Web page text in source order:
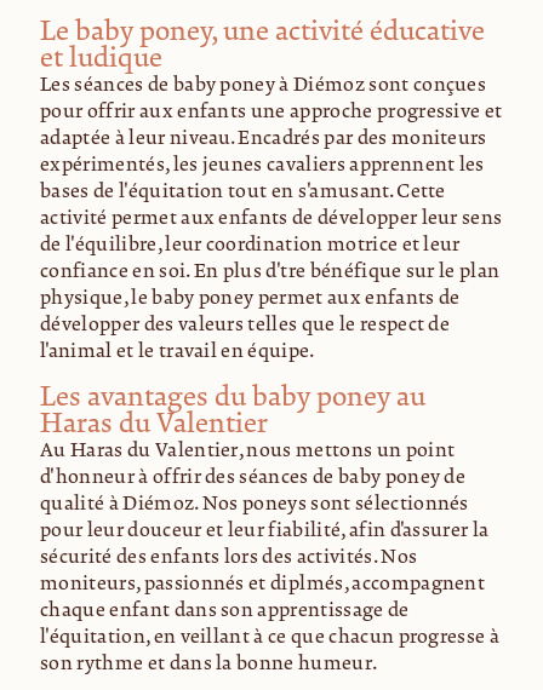
Le baby poney, une activité éducative
et ludique
Les séances de baby poney à Diémoz sont conçues
pour offrir aux enfants une approche progressive et
adaptée à leur niveau. Encadrés par des moniteurs
expérimentés, les jeunes cavaliers apprennent les
bases de l'équitation tout en s'amusant. Cette
activité permet aux enfants de développer leur sens
de l'équilibre, leur coordination motrice et leur
confiance en soi. En plus d'être bénéfique sur le plan
physique, le baby poney permet aux enfants de
développer des valeurs telles que le respect de
l'animal et le travail en équipe.
Les avantages du baby poney au
Haras du Valentier
Au Haras du Valentier, nous mettons un point
d'honneur à offrir des séances de baby poney de
qualité à Diémoz. Nos poneys sont sélectionnés
pour leur douceur et leur fiabilité, afin d'assurer la
sécurité des enfants lors des activités. Nos
moniteurs, passionnés et diplômés, accompagnent
chaque enfant dans son apprentissage de
l'équitation, en veillant à ce que chacun progresse à
son rythme et dans la bonne humeur.